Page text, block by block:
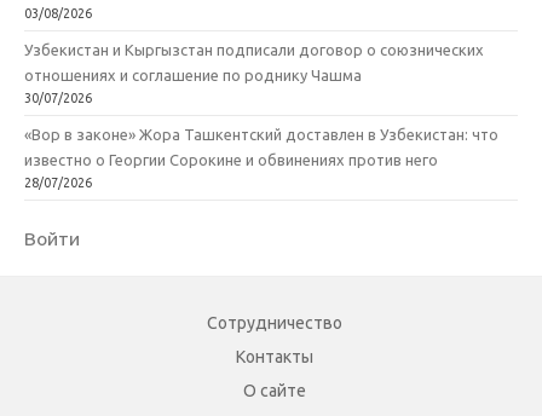
03/08/2026
Узбекистан и Кыргызстан подписали договор о союзнических
отношениях и соглашение по роднику Чашма
30/07/2026
«Вор в законе» Жора Ташкентский доставлен в Узбекистан: что
известно о Георгии Сорокине и обвинениях против него
28/07/2026
Войти
Сотрудничество
Контакты
О сайте